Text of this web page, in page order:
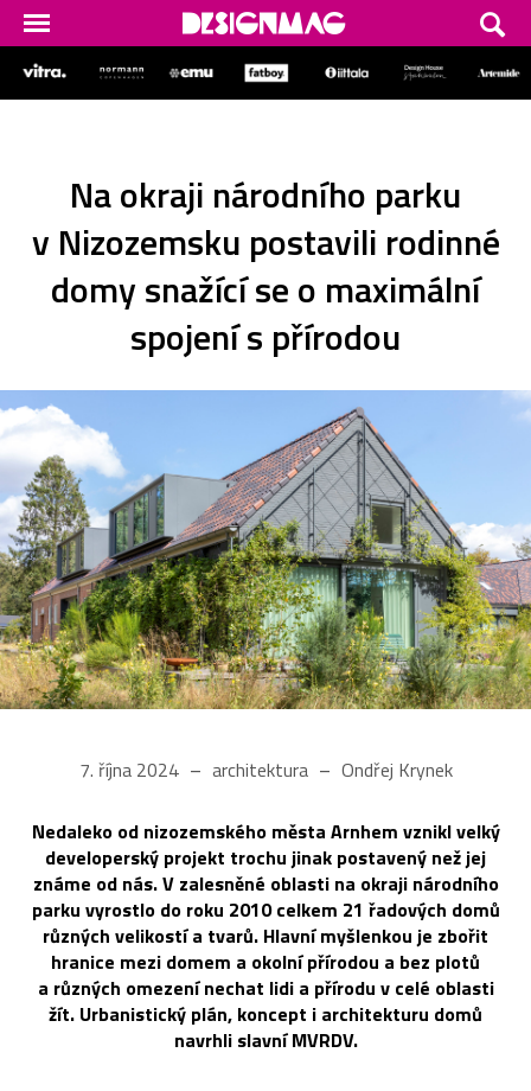
Na okraji národního parku
v Nizozemsku postavili rodinné
domy snažící se o maximální
spojení s přírodou
7. října 2024 architektura Ondřej Krynek
Nedaleko od nizozemského města Arnhem vznikl velký
developerský projekt trochu jinak postavený než jej
známe od nás. V zalesněné oblasti na okraji národního
parku vyrostlo do roku 2010 celkem 21 řadových domů
různých velikostí a tvarů. Hlavní myšlenkou je zbořit
hranice mezi domem a okolní přírodou a bez plotů
a různých omezení nechat lidi a přírodu v celé oblasti
žít. Urbanistický plán, koncept i architekturu domů
navrhli slavní MVRDV.